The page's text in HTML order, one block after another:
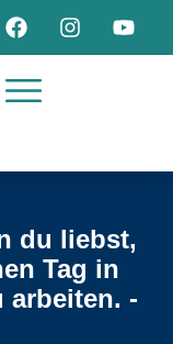
du liebst,
Tag in
arbeiten. -